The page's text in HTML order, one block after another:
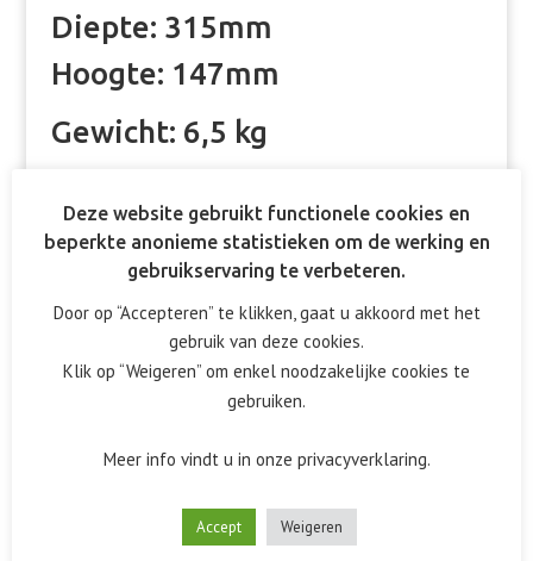
Diepte: 315mm
Hoogte: 147mm
Gewicht: 6,5 kg
Deze website gebruikt functionele cookies en
beperkte anonieme statistieken om de werking en
gebruikservaring te verbeteren.
Door op “Accepteren” te klikken, gaat u akkoord met het
gebruik van deze cookies.
Klik op “Weigeren” om enkel noodzakelijke cookies te
gebruiken.
Meer info vindt u in onze privacyverklaring.
Accept Weigeren